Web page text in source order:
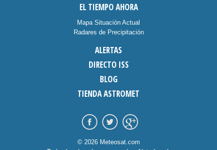
EL TIEMPO AHORA
Mapa Situación Actual
Radares de Precipitación
ALERTAS
DIRECTO ISS
BLOG
TIENDA ASTROMET
© 2026 Meteosat.com